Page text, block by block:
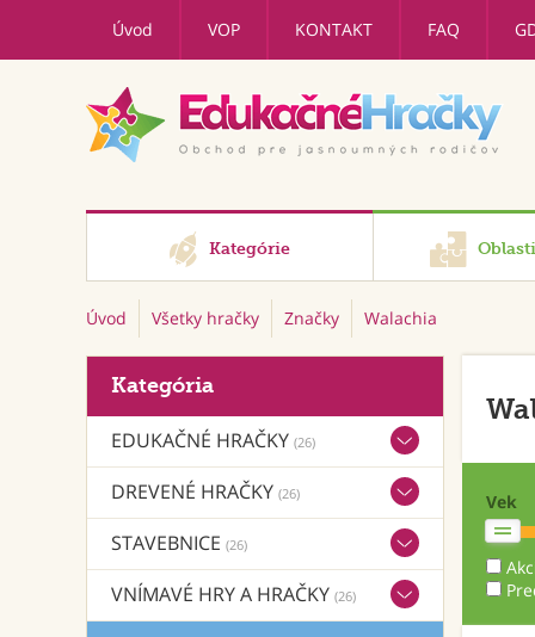
Úvod VOP KONTAKT FAQ
Kategórie
Úvod Všetky hračky Značky Walachia
Kategória
EDUKAČNÉ HRAČKY (26)
DREVENÉ HRAČKY (26)
STAVEBNICE (26)
VNÍMAVÉ HRY A HRAČKY (26)
Vek